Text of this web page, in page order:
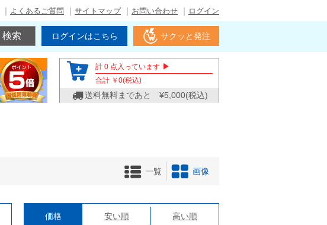
よくあるご質問 サイトマップ お問い合わせ ログイン
ログインはこちら サクッと発注
計 0 点入っています ▶
合計 ￥ 0(税込)
送料無料まであと ¥5,000(税込)
一覧 画像
価格 安い順 高い順